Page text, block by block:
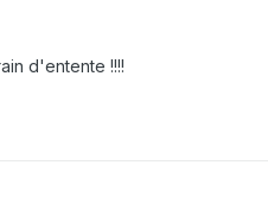
d'entente !!!!